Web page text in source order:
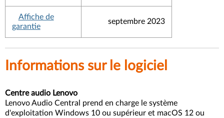
Affiche de
garantie
septembre 2023
Informations sur le logiciel
Centre audio Lenovo
Lenovo Audio Central prend en charge le système
d'exploitation Windows 10 ou supérieur et macOS 12 ou